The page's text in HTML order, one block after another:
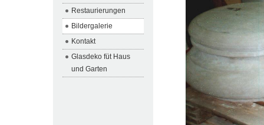
Restaurierungen
Bildergalerie
Kontakt
Glasdeko füt Haus
und Garten